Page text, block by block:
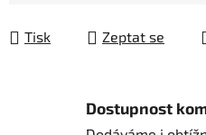
Tisk Zeptat se
Dostupnost